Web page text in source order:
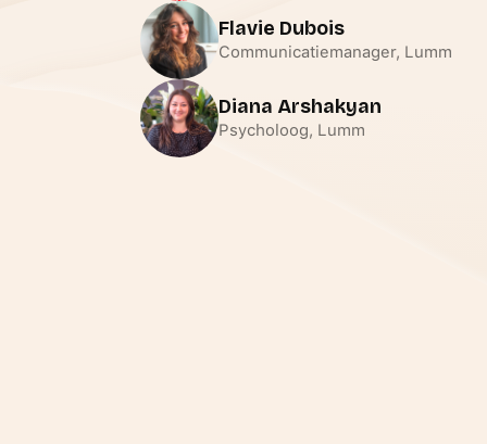
Flavie Dubois
Communicatiemanager, Lumm
Diana Arshakyan
Psycholoog, Lumm